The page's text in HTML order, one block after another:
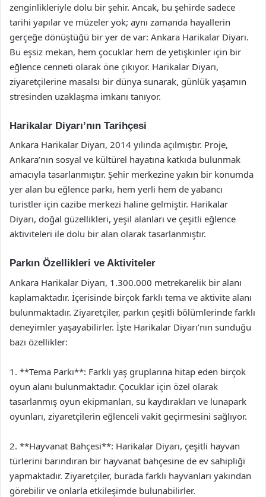
zenginlikleriyle dolu bir şehir. Ancak, bu şehirde sadece
tarihi yapılar ve müzeler yok; aynı zamanda hayallerin
gerçeğe dönüştüğü bir yer de var: Ankara Harikalar Diyarı.
Bu eşsiz mekan, hem çocuklar hem de yetişkinler için bir
eğlence cenneti olarak öne çıkıyor. Harikalar Diyarı,
ziyaretçilerine masalsı bir dünya sunarak, günlük yaşamın
stresinden uzaklaşma imkanı tanıyor.
Harikalar Diyarı’nın Tarihçesi
Ankara Harikalar Diyarı, 2014 yılında açılmıştır. Proje,
Ankara’nın sosyal ve kültürel hayatına katkıda bulunmak
amacıyla tasarlanmıştır. Şehir merkezine yakın bir konumda
yer alan bu eğlence parkı, hem yerli hem de yabancı
turistler için cazibe merkezi haline gelmiştir. Harikalar
Diyarı, doğal güzellikleri, yeşil alanları ve çeşitli eğlence
aktiviteleri ile dolu bir alan olarak tasarlanmıştır.
Parkın Özellikleri ve Aktiviteler
Ankara Harikalar Diyarı, 1.300.000 metrekarelik bir alanı
kaplamaktadır. İçerisinde birçok farklı tema ve aktivite alanı
bulunmaktadır. Ziyaretçiler, parkın çeşitli bölümlerinde farklı
deneyimler yaşayabilirler. İşte Harikalar Diyarı’nın sunduğu
bazı özellikler:
1. **Tema Parkı**: Farklı yaş gruplarına hitap eden birçok
oyun alanı bulunmaktadır. Çocuklar için özel olarak
tasarlanmış oyun ekipmanları, su kaydırakları ve lunapark
oyunları, ziyaretçilerin eğlenceli vakit geçirmesini sağlıyor.
2. **Hayvanat Bahçesi**: Harikalar Diyarı, çeşitli hayvan
türlerini barındıran bir hayvanat bahçesine de ev sahipliği
yapmaktadır. Ziyaretçiler, burada farklı hayvanları yakından
görebilir ve onlarla etkileşimde bulunabilirler.